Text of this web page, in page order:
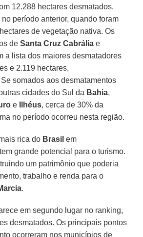
12.288 hectares desmatados,
período anterior, quando foram
de vegetação nativa. Os
deSanta Cruz Cabrália e
a lista dos maiores desmatadores
e 2.119 hectares,
somados aos desmatamentos
cidades do Sul da Bahia,
e Ilhéus, cerca de 30% da
no período ocorreu nesta região.
rica do Brasil em
grande potencial para o turismo.
um patrimônio que poderia
trabalho e renda para o
.
em segundo lugar no ranking,
desmatados. Os principais pontos
ocorreram nos municípios de